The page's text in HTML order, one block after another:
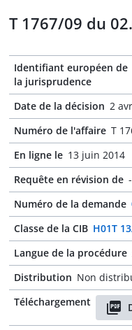
T 1767/09 du
Identifiant européen de
la jurisprudence
Date de la décision 2
Numéro de l'affaire T
En ligne le 13 juin 2014
Requête en révision de -
Numéro de la demande
Classe de la CIB H01T
Langue de la procédure
Distribution Non
Téléchargement